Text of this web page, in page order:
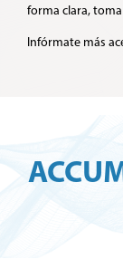
forma clara,
Infórmate más